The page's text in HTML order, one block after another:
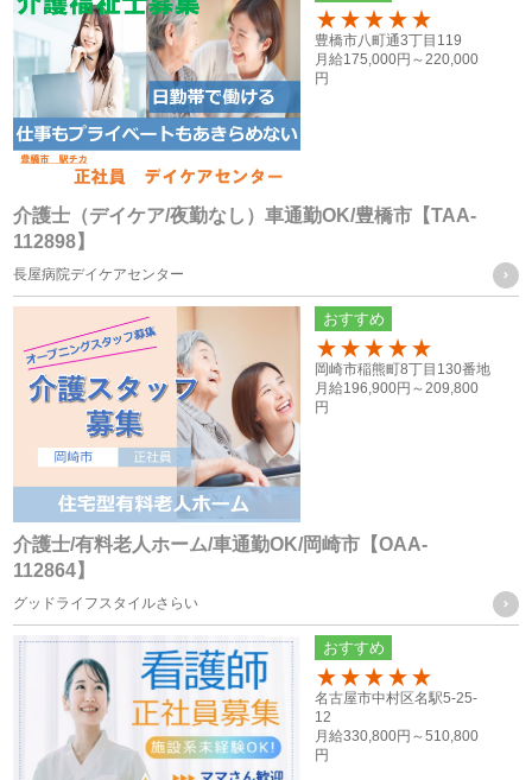
に提供することはございません。
（１） ご本人様の同意がある場合
（２） 法令に基づく場合
（３） 人の生命、身体又は財産の保護のために必要がある場
合であって、ご本人様の同意を得ることが困難な場合
（４） 公衆衛生の向上又は児童の健全な育成の推進のために
特に必要がある場合であって、ご本人様の同意を得ることが
困難な場合
（５） 国の機関もしくは地方公共団体又はその委託を受けた
者が法令の定める事務を遂行することに対して協力する必要
がある場合であって、ご本人様の同意を得ることによって当
該事務の遂行に支障を及ぼすおそれがある場合
（６） 業務を円滑に遂行するため、利用目的の達成に必要な
範囲内で個人情報の取扱いの全部又は一部を委託する場合
個人情報の共同利用
当社は、お客様から取得した個人情報を、下記に記載したグ
ループ会社間で共同利用をする場合があります。
共同利用するものの範囲
・株式会社F.T.S
介護士（デイケア/夜勤なし）車通勤OK/豊橋市【TAA-
112898】
長屋病院デイケアセンター
100
豊橋市八町通3丁目119
月給175,000円～ 220,000
円
介護士/有料老人ホーム/車通勤OK/岡崎市【OAA-
112864】
グッドライフスタイルさらい
おすすめ
100
岡崎市稲熊町8丁目130番地
月給196,900円～ 209,800
円
おすすめ
100
名古屋市中村区名駅5-25-
12
月給330,800円～510,800
円